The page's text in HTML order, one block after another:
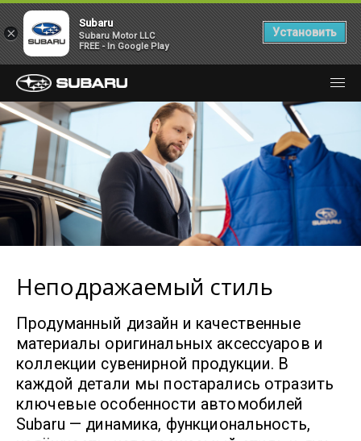
Неподражаемый стиль
Продуманный дизайн и качественные
материалы оригинальных аксессуаров и
коллекции сувенирной продукции. В
каждой детали мы постарались отразить
ключевые особенности автомобилей
Subaru — динамика, функциональность,
×
Subaru
Subaru Motor LLC
FREE - In Google Play
Установить